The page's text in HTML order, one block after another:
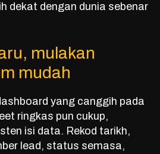
dekat dengan dunia sebenar
mulakan
mudah
yang canggih pada
ringkas pun cukup,
isi data. Rekod tarikh,
lead, status semasa,